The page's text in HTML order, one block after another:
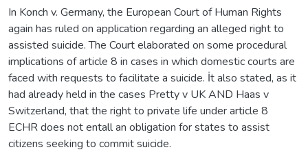
In Konch v. Germany, the European Court of Human Rights
again has ruled on application regarding an alleged right to
assisted suicide. The Court elaborated on some procedural
implications of article 8 in cases in which domestic courts are
faced with requests to facilitate a suicide. İt also stated, as it
had already held in the cases Pretty v UK AND Haas v
Switzerland, that the right to private life under article 8
ECHR does not entall an obligation for states to assist
citizens seeking to commit suicide.